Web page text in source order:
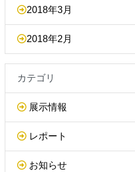
2018年3月
2018年2月
カテゴリ
展示情報
レポート
お知らせ